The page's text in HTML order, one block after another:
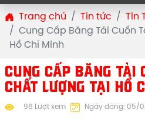
Trang chủ Tin tức
Tin
Cung Cấp Băng Tải Cuốn
Hồ Chí Minh
CUNG CẤP BĂNG TẢI
CHẤT LƯỢNG TẠI HỒ
96 Lượt xem Ngày đăng: 05/